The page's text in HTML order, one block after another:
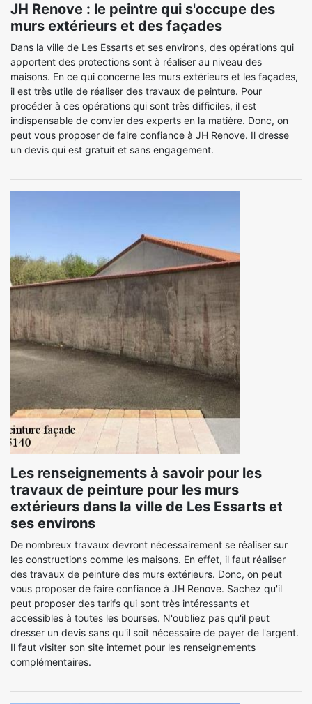
JH Renove : le peintre qui s'occupe des
murs extérieurs et des façades
Dans la ville de Les Essarts et ses environs, des opérations qui
apportent des protections sont à réaliser au niveau des
maisons. En ce qui concerne les murs extérieurs et les façades,
il est très utile de réaliser des travaux de peinture. Pour
procéder à ces opérations qui sont très difficiles, il est
indispensable de convier des experts en la matière. Donc, on
peut vous proposer de faire confiance à JH Renove. Il dresse
un devis qui est gratuit et sans engagement.
Les renseignements à savoir pour les
travaux de peinture pour les murs
extérieurs dans la ville de Les Essarts et
ses environs
De nombreux travaux devront nécessairement se réaliser sur
les constructions comme les maisons. En effet, il faut réaliser
des travaux de peinture des murs extérieurs. Donc, on peut
vous proposer de faire confiance à JH Renove. Sachez qu'il
peut proposer des tarifs qui sont très intéressants et
accessibles à toutes les bourses. N'oubliez pas qu'il peut
dresser un devis sans qu'il soit nécessaire de payer de l'argent.
Il faut visiter son site internet pour les renseignements
complémentaires.